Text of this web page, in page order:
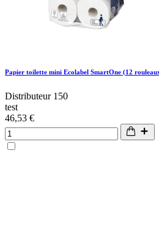
Papier toilette mini Ecolabel SmartOne (12
Distributeur 150
test
46,53 €